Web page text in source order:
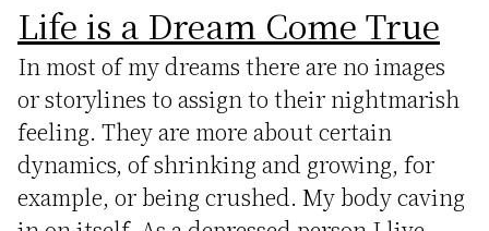
Life is a Dream Come True
In most of my dreams there are no images
or storylines to assign to their nightmarish
feeling. They are more about certain
dynamics, of shrinking and growing, for
example, or being crushed. My body caving